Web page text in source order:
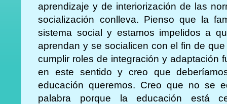
aprendizaje y de interiorización de las
socialización conlleva. Pienso que la
sistema social y estamos impelidos a
aprendan y se socialicen con el fin de
cumplir roles de integración y adaptación
en este sentido y creo que
educación queremos. Creo que no se
palabra porque la educación está